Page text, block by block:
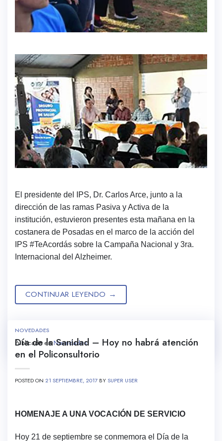
El presidente del IPS, Dr. Carlos Arce, junto a la
dirección de las ramas Pasiva y Activa de la
institución, estuvieron presentes esta mañana en la
costanera de Posadas en el marco de la acción del
IPS #TeAcordás sobre la Campaña Nacional y 3ra.
Internacional del Alzheimer.
CONTINUAR LEYENDO →
Publicado enNovedades
NOVEDADES
Día de la Sanidad – Hoy no habrá atención
en el Policonsultorio
POSTED ON 21 SEPTIEMBRE, 2017 BYSUPER USER
HOMENAJE A UNA VOCACIÓN DE SERVICIO
Hoy 21 de septiembre se conmemora el Día de la